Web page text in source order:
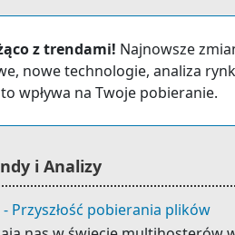
z trendami! Najnowsze
nowe technologie, analiza
wpływa na Twoje pobieranie.
i Analizy
Przyszłość pobierania plików